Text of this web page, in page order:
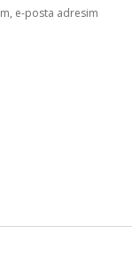
e-posta adresim